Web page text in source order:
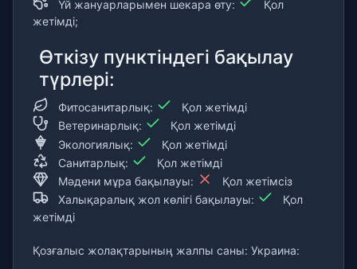
Үй жануарларымен шекара өту:
Қол
жетімді;
Өткізу пунктіндегі бақылау
түрлері:
Фитосанитарлық:
Қол жетімді
Ветеринарлық:
Қол жетімді
Экологиялық:
Қол жетімді
Санитарлық:
Қол жетімді
Мәдени мұра бақылауы:
Қол жетімсіз
Халықаралық жол көлігі бақылауы:
Қол
жетімді
Қозғалыс жолақтарының жалпы саны: Украина: